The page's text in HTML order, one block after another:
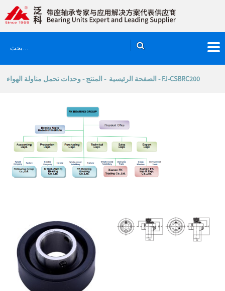
الصفحة الرئيسية - المنتج-وحدات تحمل مناولة الهواء - FJ-CSBRC200